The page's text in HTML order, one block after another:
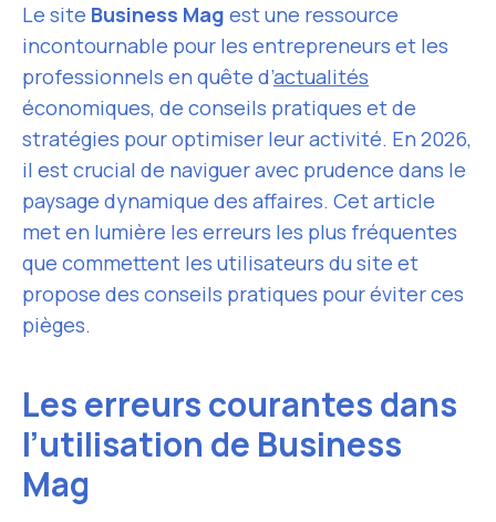
Le site Business Mag est une ressource
incontournable pour les entrepreneurs et les
professionnels en quête d’actualités
économiques, de conseils pratiques et de
stratégies pour optimiser leur activité. En 2026,
il est crucial de naviguer avec prudence dans le
paysage dynamique des affaires. Cet article
met en lumière les erreurs les plus fréquentes
que commettent les utilisateurs du site et
propose des conseils pratiques pour éviter ces
pièges.
Les erreurs courantes dans
l’utilisation de Business
Mag